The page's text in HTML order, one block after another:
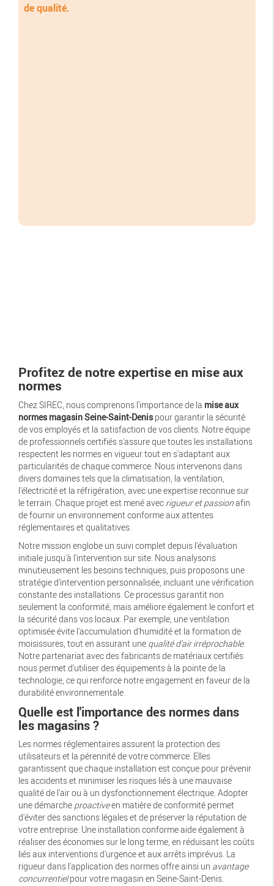
de qualité.
Profitez de notre expertise en mise aux
normes
Chez SIREC, nous comprenons l'importance de la mise aux
normes magasin Seine-Saint-Denispour garantir la sécurité
de vos employés et la satisfaction de vos clients. Notre équipe
de professionnels certifiés s'assure que toutes les installations
respectent les normes en vigueur tout en s'adaptant aux
particularités de chaque commerce. Nous intervenons dans
divers domaines tels que la climatisation, la ventilation,
l'électricité et la réfrigération, avec une expertise reconnue sur
le terrain. Chaque projet est mené avec rigueur et passionafin
de fournir un environnement conforme aux attentes
réglementaires et qualitatives.
Notre mission englobe un suivi complet depuis l'évaluation
initiale jusqu'à l'intervention sur site. Nous analysons
minutieusement les besoins techniques, puis proposons une
stratégie d'intervention personnalisée, incluant une vérification
constante des installations. Ce processus garantit non
seulement la conformité, mais améliore également le confort et
la sécurité dans vos locaux. Par exemple, une ventilation
optimisée évite l'accumulation d'humidité et la formation de
moisissures, tout en assurant une qualité d'air irréprochable.
Notre partenariat avec des fabricants de matériaux certifiés
nous permet d'utiliser des équipements à la pointe de la
technologie, ce qui renforce notre engagement en faveur de la
durabilité environnementale.
Quelle est l'importance des normes dans
les magasins ?
Les normes réglementaires assurent la protection des
utilisateurs et la pérennité de votre commerce. Elles
garantissent que chaque installation est conçue pour prévenir
les accidents et minimiser les risques liés à une mauvaise
qualité de l'air ou à un dysfonctionnement électrique. Adopter
une démarche proactiveen matière de conformité permet
d'éviter des sanctions légales et de préserver la réputation de
votre entreprise. Une installation conforme aide également à
réaliser des économies sur le long terme, en réduisant les coûts
liés aux interventions d'urgence et aux arrêts imprévus. La
rigueur dans l'application des normes offre ainsi un avantage
concurrentielpour votre magasin en Seine-Saint-Denis.